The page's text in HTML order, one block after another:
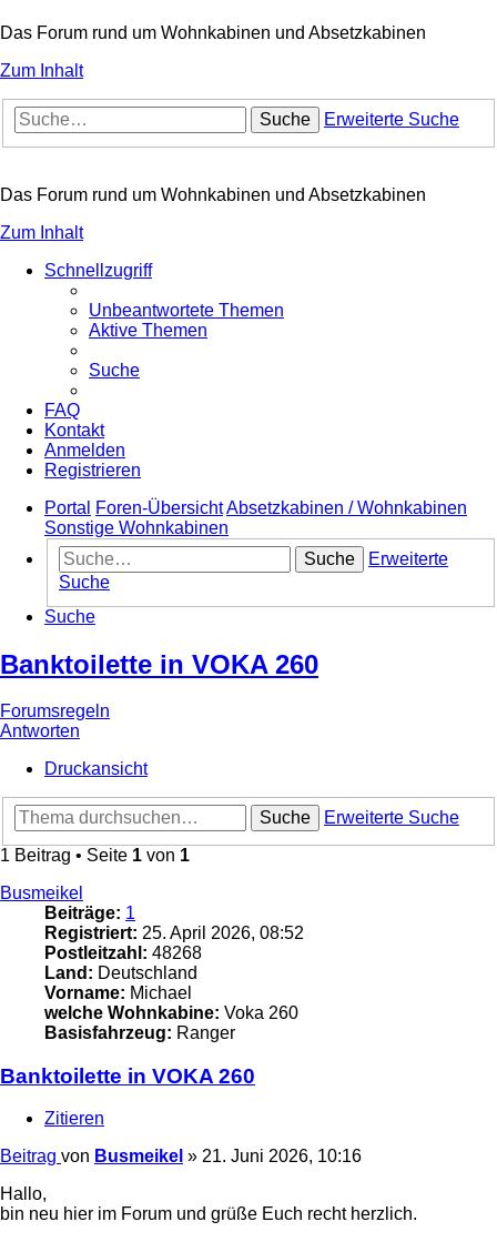
Das Forum rund um Wohnkabinen und Absetzkabinen
Zum Inhalt
Suche Erweiterte Suche
Das Forum rund um Wohnkabinen und Absetzkabinen
Zum Inhalt
Schnellzugriff
Unbeantwortete Themen
Aktive Themen
Suche
FAQ
Kontakt
Anmelden
Registrieren
Portal
Foren-ÜbersichtAbsetzkabinen / Wohnkabinen
Sonstige Wohnkabinen
Suche
Erweiterte
Suche
Suche
Banktoilette in VOKA 260
Forumsregeln
Antworten
Druckansicht
Suche
Erweiterte Suche
1 Beitrag • Seite 1 von 1
Busmeikel
Beiträge: 1
Registriert: 25. April 2026, 08:52
Postleitzahl: 48268
Land: Deutschland
Vorname: Michael
welche Wohnkabine: Voka 260
Basisfahrzeug: Ranger
Banktoilette in VOKA 260
Zitieren
Beitrag von Busmeikel » 21. Juni 2026, 10:16
Hallo,
bin neu hier im Forum und grüße Euch recht herzlich.